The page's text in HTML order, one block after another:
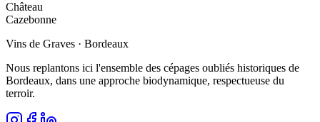
Château
Cazebonne
Vins de Graves · Bordeaux
Nous replantons ici l'ensemble des cépages oubliés historiques de
Bordeaux, dans une approche biodynamique, respectueuse du
terroir.